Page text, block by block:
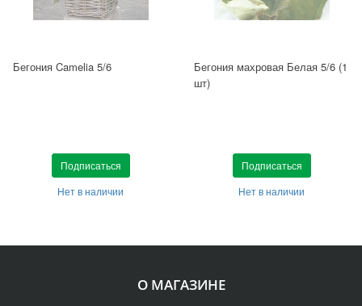
Бегония Camelia 5/6
Подписаться
Нет в наличии
Бегония махровая Белая 5/6 (1
шт)
Подписаться
Нет в наличии
О МАГАЗИНЕ